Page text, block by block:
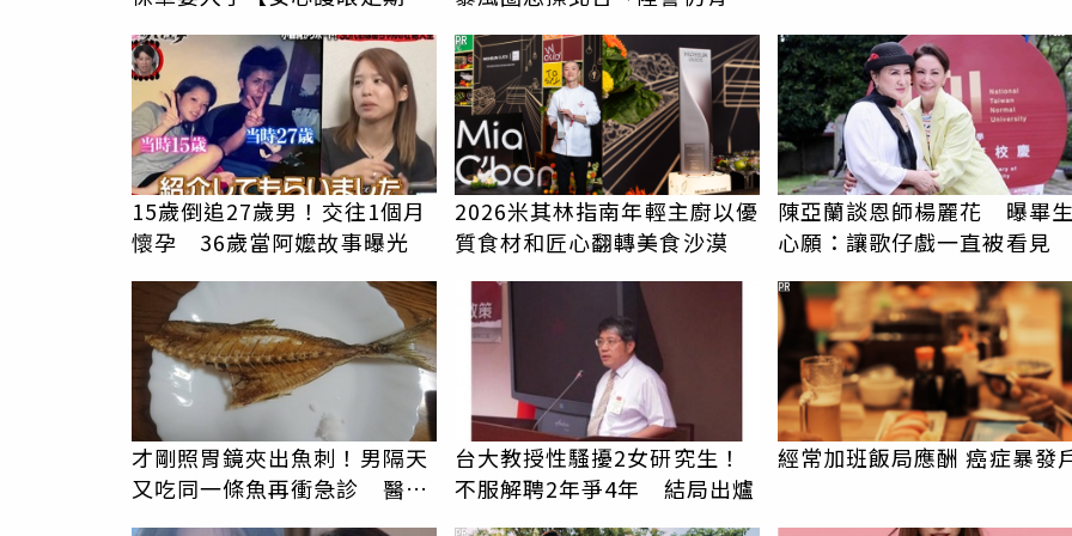
15歲倒追27歲男！交往1個月
懷孕 36歲當阿嬤故事曝光
2026米其林指南年輕主廚以優
質食材和匠心翻轉美食沙漠
PR
陳亞蘭談恩師楊麗花 曝畢
心願：讓歌仔戲一直被看見
才剛照胃鏡夾出魚刺！男隔天
又吃同一條魚再衝急診 醫提
醒6件事
台大教授性騷擾2女研究生！
不服解聘2年爭4年 結局出爐
經常加班飯局應酬 癌症暴發
PR